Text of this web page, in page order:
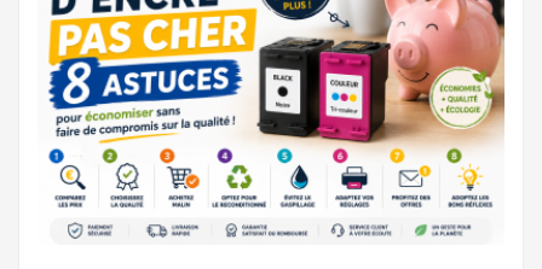
Comment Désactiver La
Cartouche HP non